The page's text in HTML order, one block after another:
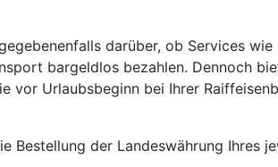
darüber, ob Services
bargeldlos bezahlen. Dennoch
vor Urlaubsbeginn bei Ihrer
Bestellung der Landeswährung Ihres